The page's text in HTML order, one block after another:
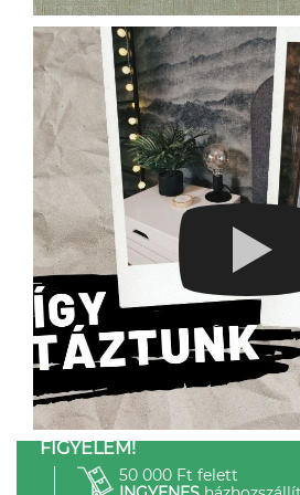
FIGYELEM!
50 000 Ft felett